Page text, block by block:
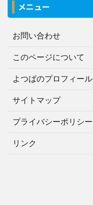
メニュー
お問い合わせ
このページについて
よつばのプロフィール
サイトマップ
プライバシーポリシー
リンク